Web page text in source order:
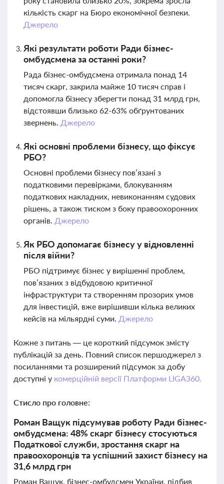
кількість скарг на Бюро економічної безпеки.
Джерело
Які результати роботи Ради бізнес-
омбудсмена за останні роки?
Рада бізнес-омбудсмена отримала понад 14
тисяч скарг, закрила майже 10 тисяч справ і
допомогла бізнесу зберегти понад 31 млрд грн,
відстоявши близько 62-63% обґрунтованих
звернень. Джерело
Які основні проблеми бізнесу, що фіксує
РБО?
Основні проблеми бізнесу пов’язані з
податковими перевірками, блокуванням
податкових накладних, невиконанням судових
рішень, а також тиском з боку правоохоронних
органів. Джерело
Як РБО допомагає бізнесу у відновленні
після війни?
РБО підтримує бізнес у вирішенні проблем,
пов’язаних з відбудовою критичної
інфраструктури та створенням прозорих умов
для інвестицій, вже вирішивши кілька великих
кейсів на мільярдні суми. Джерело
Кожне з питань — це короткий підсумок змісту
публікацій за день. Повний список першоджерел з
посиланнями та розширений підсумок за добу
доступні у комерційній версії Платформи LIGA360.
Стисло про головне:
Роман Ващук підсумував роботу Ради бізнес-
омбудсмена: 48% скарг бізнесу стосуються
Податкової служби, зростання скарг на
правоохоронців та успішний захист бізнесу на
31,6 млрд грн
Роман Ващук, бізнес-омбудсмен України, підбив